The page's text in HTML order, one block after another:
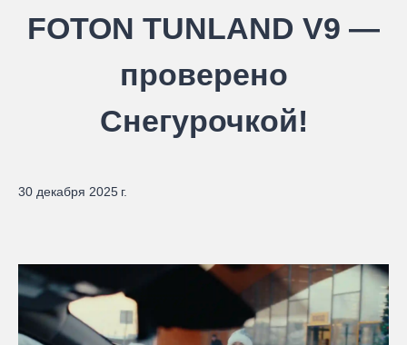
FOTON TUNLAND V9 —
проверено
Снегурочкой!
30 декабря 2025 г.